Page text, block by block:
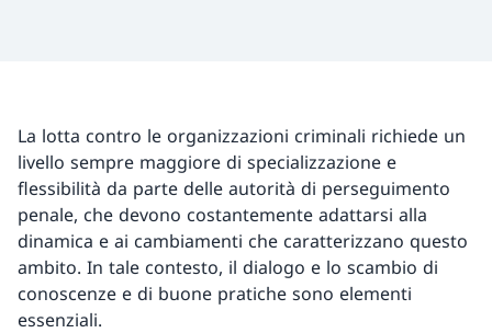
La lotta contro le organizzazioni criminali richiede un
livello sempre maggiore di specializzazione e
flessibilità da parte delle autorità di perseguimento
penale, che devono costantemente adattarsi alla
dinamica e ai cambiamenti che caratterizzano questo
ambito. In tale contesto, il dialogo e lo scambio di
conoscenze e di buone pratiche sono elementi
essenziali.